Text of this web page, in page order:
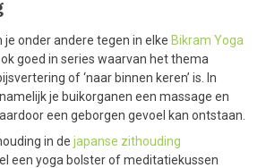
je onder andere tegen in elke Bikram Yoga
goed in series waarvan het thema
of ‘naar binnen keren’ is. In
je buikorganen een massage en
een geborgen gevoel kan ontstaan.
in de japanse zithouding
een yoga bolster of meditatiekussen